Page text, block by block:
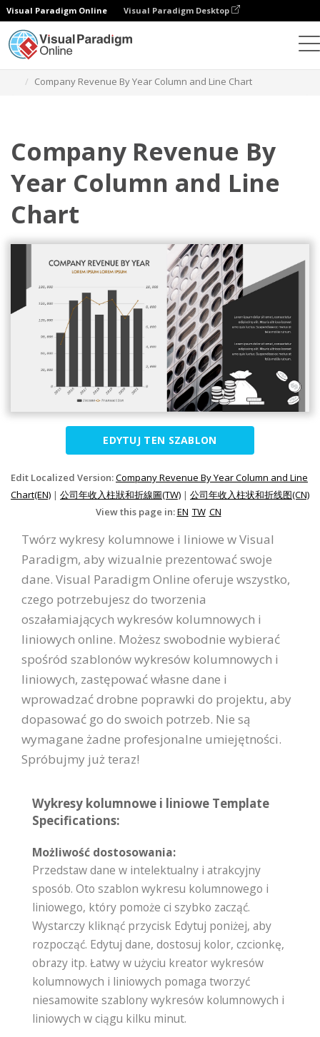
Visual Paradigm Online Visual Paradigm Desktop
Company Revenue By Year Column and Line Chart
Company Revenue By
Year Column and Line
Chart
EDYTUJ TEN SZABLON
Edit Localized Version:Company Revenue By Year Column and Line
Chart(EN) | 公司年收入柱狀和折線圖(TW) | 公司年收入柱状和折线图(CN)
View this page in:EN TW CN
Twórz wykresy kolumnowe i liniowe w Visual
Paradigm, aby wizualnie prezentować swoje
dane. Visual Paradigm Online oferuje wszystko,
czego potrzebujesz do tworzenia
oszałamiających wykresów kolumnowych i
liniowych online. Możesz swobodnie wybierać
spośród szablonów wykresów kolumnowych i
liniowych, zastępować własne dane i
wprowadzać drobne poprawki do projektu, aby
dopasować go do swoich potrzeb. Nie są
wymagane żadne profesjonalne umiejętności.
Spróbujmy już teraz!
Wykresy kolumnowe i liniowe Template
Specifications:
Możliwość dostosowania:
Przedstaw dane w intelektualny i atrakcyjny
sposób. Oto szablon wykresu kolumnowego i
liniowego, który pomoże ci szybko zacząć.
Wystarczy kliknąć przycisk Edytuj poniżej, aby
rozpocząć. Edytuj dane, dostosuj kolor, czcionkę,
obrazy itp. Łatwy w użyciu kreator wykresów
kolumnowych i liniowych pomaga tworzyć
niesamowite szablony wykresów kolumnowych i
liniowych w ciągu kilku minut.